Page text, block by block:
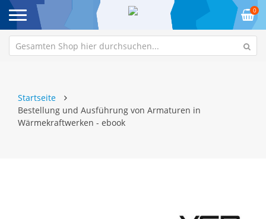
0
Startseite
Bestellung und Ausführung von Armaturen in
Wärmekraftwerken - ebook